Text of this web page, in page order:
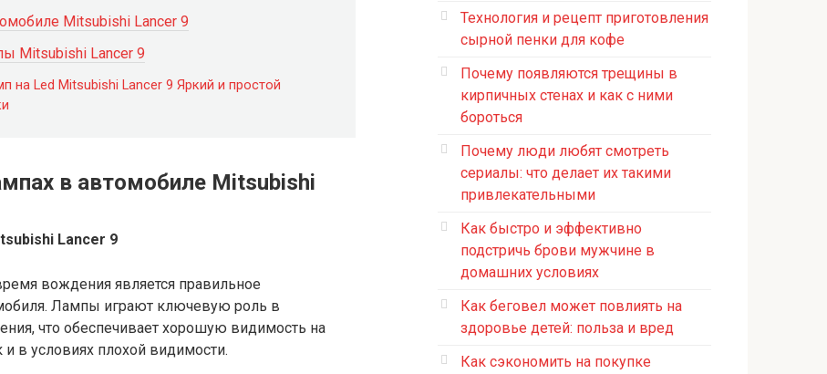
Mitsubishi Lancer 9
Mitsubishi Lancer 9
на Led Mitsubishi Lancer 9 Яркий и простой
в автомобиле Mitsubishi
Lancer 9
вождения является правильное
Лампы играют ключевую роль в
что обеспечивает хорошую видимость на
в условиях плохой видимости.
Технология и рецепт приготовления
сырной пенки для кофе
Почему появляются трещины в
кирпичных стенах и как с ними
бороться
Почему люди любят смотреть
сериалы: что делает их такими
привлекательными
Как быстро и эффективно
подстричь брови мужчине в
домашних условиях
Как беговел может повлиять на
здоровье детей: польза и вред
Как сэкономить на покупке